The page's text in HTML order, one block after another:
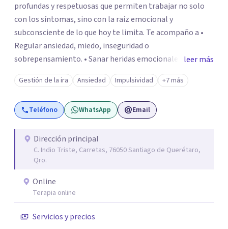
profundas y respetuosas que permiten trabajar no solo
con los síntomas, sino con la raíz emocional y
subconsciente de lo que hoy te limita. Te acompaño a •
Regular ansiedad, miedo, inseguridad o
sobrepensamiento. • Sanar heridas emocionales y
fortalecer tu autoestima. . Comprender por qué repites
ciertos patrones o emociones. Puedes superar lo que te
preocupa y lograr tus objetivos más pronto de lo que
imaginas. Contáctame por Wahtsapp. Puedo ayudarte.
leer más
Gestión de la ira Ansiedad Impulsividad +7 más
Teléfono WhatsApp Email
Dirección principal
C. Indio Triste, Carretas, 76050 Santiago de Querétaro,
Qro.
Online
Terapia online
Servicios y precios